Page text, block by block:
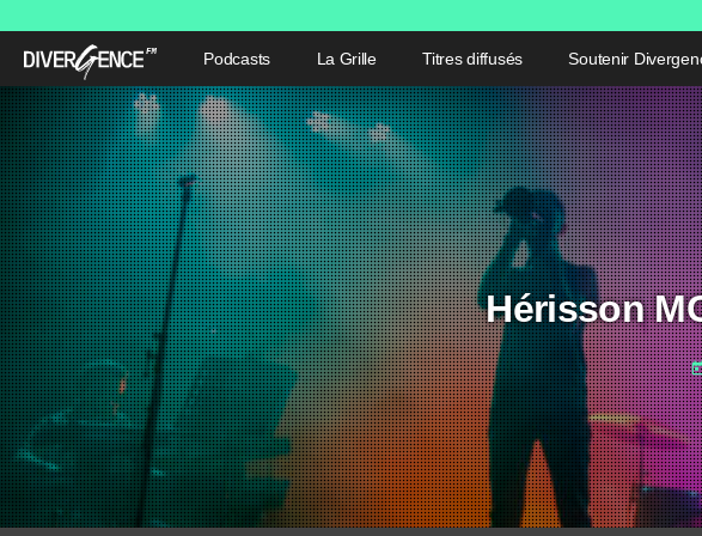
Podcasts La Grille Titres diffusés Soutenir
Hérisson